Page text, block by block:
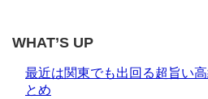
WHAT’S UP
最近は関東でも出回る超旨い
とめ